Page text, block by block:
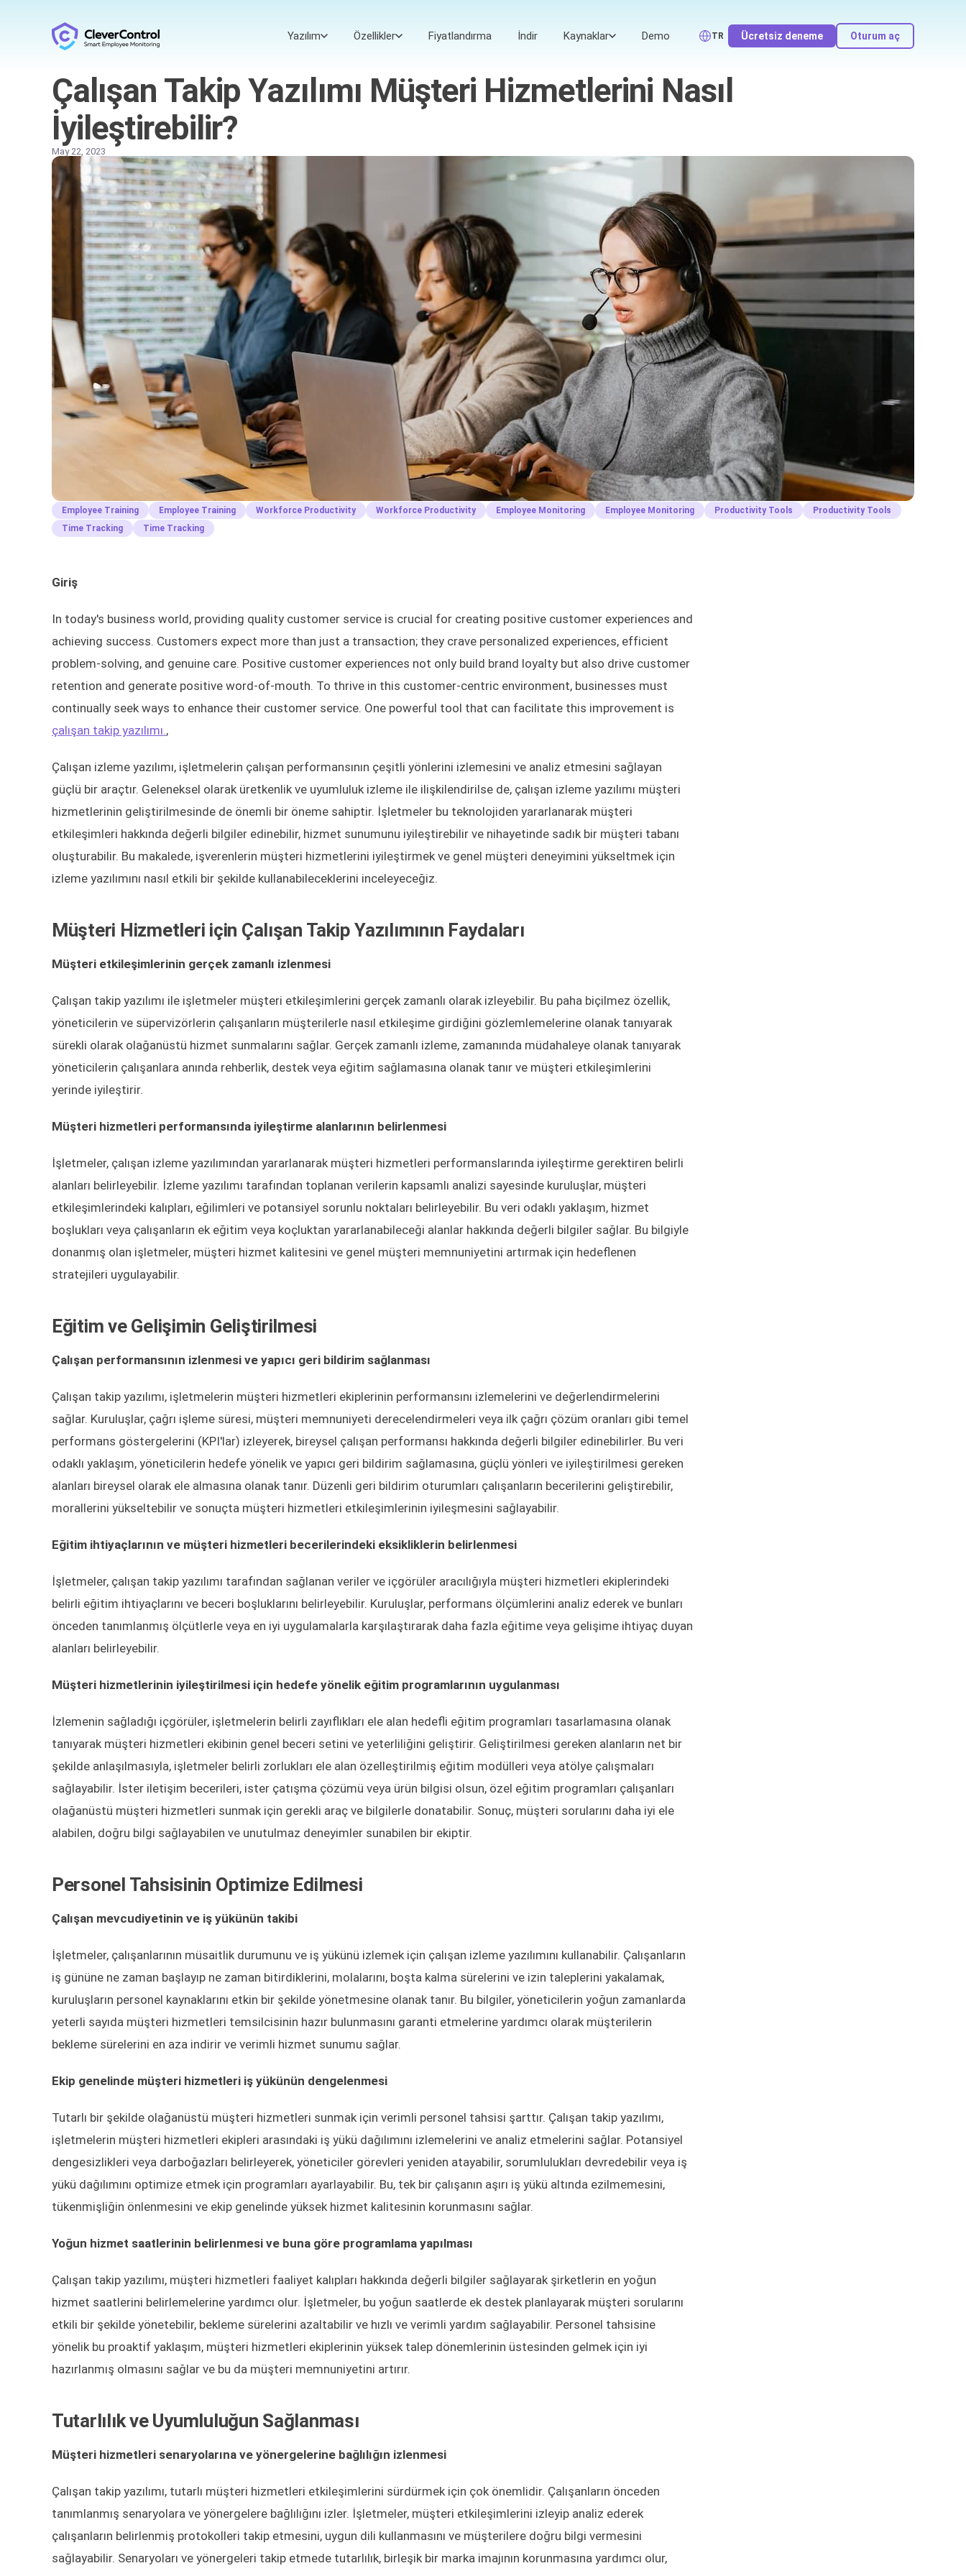
Yazılım Özellikler Fiyatlandırma İndir Kaynaklar Demo TR Ücretsiz deneme Oturum aç
Çalışan Takip Yazılımı Müşteri Hizmetlerini Nasıl
İyileştirebilir?
May 22, 2023
Employee Training Employee Training Workforce Productivity Workforce Productivity Employee Monitoring Employee Monitoring Productivity Tools
Productivity Tools
Time Tracking
Time Tracking
Giriş
In today's business world, providing quality customer service is crucial for creating positive customer experiences and
achieving success. Customers expect more than just a transaction; they crave personalized experiences, efficient
problem-solving, and genuine care. Positive customer experiences not only build brand loyalty but also drive customer
retention and generate positive word-of-mouth. To thrive in this customer-centric environment, businesses must
continually seek ways to enhance their customer service. One powerful tool that can facilitate this improvement is
çalışan takip yazılımı.,
Çalışan izleme yazılımı, işletmelerin çalışan performansının çeşitli yönlerini izlemesini ve analiz etmesini sağlayan
güçlü bir araçtır. Geleneksel olarak üretkenlik ve uyumluluk izleme ile ilişkilendirilse de, çalışan izleme yazılımı müşteri
hizmetlerinin geliştirilmesinde de önemli bir öneme sahiptir. İşletmeler bu teknolojiden yararlanarak müşteri
etkileşimleri hakkında değerli bilgiler edinebilir, hizmet sunumunu iyileştirebilir ve nihayetinde sadık bir müşteri tabanı
oluşturabilir. Bu makalede, işverenlerin müşteri hizmetlerini iyileştirmek ve genel müşteri deneyimini yükseltmek için
izleme yazılımını nasıl etkili bir şekilde kullanabileceklerini inceleyeceğiz.
Müşteri Hizmetleri için Çalışan Takip Yazılımının Faydaları
Müşteri etkileşimlerinin gerçek zamanlı izlenmesi
Çalışan takip yazılımı ile işletmeler müşteri etkileşimlerini gerçek zamanlı olarak izleyebilir. Bu paha biçilmez özellik,
yöneticilerin ve süpervizörlerin çalışanların müşterilerle nasıl etkileşime girdiğini gözlemlemelerine olanak tanıyarak
sürekli olarak olağanüstü hizmet sunmalarını sağlar. Gerçek zamanlı izleme, zamanında müdahaleye olanak tanıyarak
yöneticilerin çalışanlara anında rehberlik, destek veya eğitim sağlamasına olanak tanır ve müşteri etkileşimlerini
yerinde iyileştirir.
Müşteri hizmetleri performansında iyileştirme alanlarının belirlenmesi
İşletmeler, çalışan izleme yazılımından yararlanarak müşteri hizmetleri performanslarında iyileştirme gerektiren belirli
alanları belirleyebilir. İzleme yazılımı tarafından toplanan verilerin kapsamlı analizi sayesinde kuruluşlar, müşteri
etkileşimlerindeki kalıpları, eğilimleri ve potansiyel sorunlu noktaları belirleyebilir. Bu veri odaklı yaklaşım, hizmet
boşlukları veya çalışanların ek eğitim veya koçluktan yararlanabileceği alanlar hakkında değerli bilgiler sağlar. Bu bilgiyle
donanmış olan işletmeler, müşteri hizmet kalitesini ve genel müşteri memnuniyetini artırmak için hedeflenen
stratejileri uygulayabilir.
Eğitim ve Gelişimin Geliştirilmesi
Çalışan performansının izlenmesi ve yapıcı geri bildirim sağlanması
Çalışan takip yazılımı, işletmelerin müşteri hizmetleri ekiplerinin performansını izlemelerini ve değerlendirmelerini
sağlar. Kuruluşlar, çağrı işleme süresi, müşteri memnuniyeti derecelendirmeleri veya ilk çağrı çözüm oranları gibi temel
performans göstergelerini (KPI'lar) izleyerek, bireysel çalışan performansı hakkında değerli bilgiler edinebilirler. Bu veri
odaklı yaklaşım, yöneticilerin hedefe yönelik ve yapıcı geri bildirim sağlamasına, güçlü yönleri ve iyileştirilmesi gereken
alanları bireysel olarak ele almasına olanak tanır. Düzenli geri bildirim oturumları çalışanların becerilerini geliştirebilir,
morallerini yükseltebilir ve sonuçta müşteri hizmetleri etkileşimlerinin iyileşmesini sağlayabilir.
Eğitim ihtiyaçlarının ve müşteri hizmetleri becerilerindeki eksikliklerin belirlenmesi
İşletmeler, çalışan takip yazılımı tarafından sağlanan veriler ve içgörüler aracılığıyla müşteri hizmetleri ekiplerindeki
belirli eğitim ihtiyaçlarını ve beceri boşluklarını belirleyebilir. Kuruluşlar, performans ölçümlerini analiz ederek ve bunları
önceden tanımlanmış ölçütlerle veya en iyi uygulamalarla karşılaştırarak daha fazla eğitime veya gelişime ihtiyaç duyan
alanları belirleyebilir.
Müşteri hizmetlerinin iyileştirilmesi için hedefe yönelik eğitim programlarının uygulanması
İzlemenin sağladığı içgörüler, işletmelerin belirli zayıflıkları ele alan hedefli eğitim programları tasarlamasına olanak
tanıyarak müşteri hizmetleri ekibinin genel beceri setini ve yeterliliğini geliştirir. Geliştirilmesi gereken alanların net bir
şekilde anlaşılmasıyla, işletmeler belirli zorlukları ele alan özelleştirilmiş eğitim modülleri veya atölye çalışmaları
sağlayabilir. İster iletişim becerileri, ister çatışma çözümü veya ürün bilgisi olsun, özel eğitim programları çalışanları
olağanüstü müşteri hizmetleri sunmak için gerekli araç ve bilgilerle donatabilir. Sonuç, müşteri sorularını daha iyi ele
alabilen, doğru bilgi sağlayabilen ve unutulmaz deneyimler sunabilen bir ekiptir.
Personel Tahsisinin Optimize Edilmesi
Çalışan mevcudiyetinin ve iş yükünün takibi
İşletmeler, çalışanlarının müsaitlik durumunu ve iş yükünü izlemek için çalışan izleme yazılımını kullanabilir. Çalışanların
iş gününe ne zaman başlayıp ne zaman bitirdiklerini, molalarını, boşta kalma sürelerini ve izin taleplerini yakalamak,
kuruluşların personel kaynaklarını etkin bir şekilde yönetmesine olanak tanır. Bu bilgiler, yöneticilerin yoğun zamanlarda
yeterli sayıda müşteri hizmetleri temsilcisinin hazır bulunmasını garanti etmelerine yardımcı olarak müşterilerin
bekleme sürelerini en aza indirir ve verimli hizmet sunumu sağlar.
Ekip genelinde müşteri hizmetleri iş yükünün dengelenmesi
Tutarlı bir şekilde olağanüstü müşteri hizmetleri sunmak için verimli personel tahsisi şarttır. Çalışan takip yazılımı,
işletmelerin müşteri hizmetleri ekipleri arasındaki iş yükü dağılımını izlemelerini ve analiz etmelerini sağlar. Potansiyel
dengesizlikleri veya darboğazları belirleyerek, yöneticiler görevleri yeniden atayabilir, sorumlulukları devredebilir veya iş
yükü dağılımını optimize etmek için programları ayarlayabilir. Bu, tek bir çalışanın aşırı iş yükü altında ezilmemesini,
tükenmişliğin önlenmesini ve ekip genelinde yüksek hizmet kalitesinin korunmasını sağlar.
Yoğun hizmet saatlerinin belirlenmesi ve buna göre programlama yapılması
Çalışan takip yazılımı, müşteri hizmetleri faaliyet kalıpları hakkında değerli bilgiler sağlayarak şirketlerin en yoğun
hizmet saatlerini belirlemelerine yardımcı olur. İşletmeler, bu yoğun saatlerde ek destek planlayarak müşteri sorularını
etkili bir şekilde yönetebilir, bekleme sürelerini azaltabilir ve hızlı ve verimli yardım sağlayabilir. Personel tahsisine
yönelik bu proaktif yaklaşım, müşteri hizmetleri ekiplerinin yüksek talep dönemlerinin üstesinden gelmek için iyi
hazırlanmış olmasını sağlar ve bu da müşteri memnuniyetini artırır.
Tutarlılık ve Uyumluluğun Sağlanması
Müşteri hizmetleri senaryolarına ve yönergelerine bağlılığın izlenmesi
Çalışan takip yazılımı, tutarlı müşteri hizmetleri etkileşimlerini sürdürmek için çok önemlidir. Çalışanların önceden
tanımlanmış senaryolara ve yönergelere bağlılığını izler. İşletmeler, müşteri etkileşimlerini izleyip analiz ederek
çalışanların belirlenmiş protokolleri takip etmesini, uygun dili kullanmasını ve müşterilere doğru bilgi vermesini
sağlayabilir. Senaryoları ve yönergeleri takip etmede tutarlılık, birleşik bir marka imajının korunmasına yardımcı olur,